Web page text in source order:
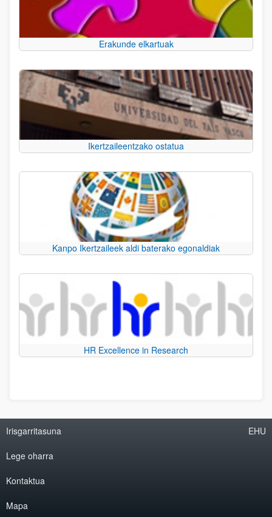
Erakunde elkartuak
Ikertzaileentzako ostatua
Kanpo Ikertzaileek aldi baterako egonaldiak
HR Excellence in Research
Irisgarritasuna
Lege oharra
Kontaktua
Mapa
EHU